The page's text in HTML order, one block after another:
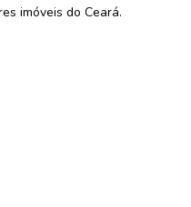
imóveis do Ceará.